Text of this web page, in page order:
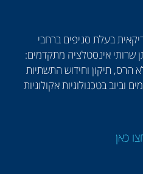
בעלת סניפים ברחבי
אינסטלציה מתקדמים:
הרס, תיקון וחידוש התשתיות
בטכנולוגיות אקולוגיות
כאן